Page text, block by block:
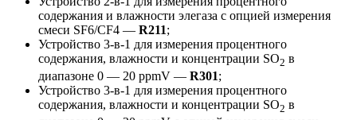
содержания и влажности элегаза с опцией измерения
смеси SF6/CF4 — R211;
Устройство 3-в-1 для измерения процентного
содержания, влажности и концентрации SO2 в
диапазоне 0 — 20 ppmV — R301;
Устройство 3-в-1 для измерения процентного
содержания, влажности и концентрации SO2 в